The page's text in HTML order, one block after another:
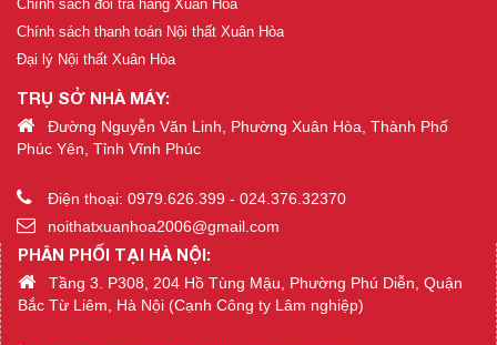
Chính sách đổi trả hàng Xuân Hòa
Chính sách thanh toán Nội thất Xuân Hòa
Đại lý Nội thất Xuân Hòa
TRỤ SỞ NHÀ MÁY:
Đường Nguyễn Văn Linh, Phường Xuân Hòa, Thành Phố
Phúc Yên, Tỉnh Vĩnh Phúc
Điện thoại: 0979.626.399 - 024.376.32370
noithatxuanhoa2006@gmail.com
PHÂN PHỐI TẠI HÀ NỘI:
Tầng 3. P308, 204 Hồ Tùng Mậu, Phường Phú Diễn, Quận
Bắc Từ Liêm, Hà Nội (Cạnh Công ty Lâm nghiệp)